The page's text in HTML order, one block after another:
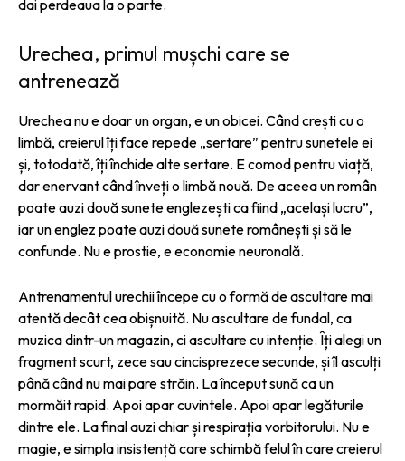
dai perdeaua la o parte.
Urechea, primul mușchi care se
antrenează
Urechea nu e doar un organ, e un obicei. Când crești cu o
limbă, creierul îți face repede „sertare” pentru sunetele ei
și, totodată, îți închide alte sertare. E comod pentru viață,
dar enervant când înveți o limbă nouă. De aceea un român
poate auzi două sunete englezești ca fiind „același lucru”,
iar un englez poate auzi două sunete românești și să le
confunde. Nu e prostie, e economie neuronală.
Antrenamentul urechii începe cu o formă de ascultare mai
atentă decât cea obișnuită. Nu ascultare de fundal, ca
muzica dintr-un magazin, ci ascultare cu intenție. Îți alegi un
fragment scurt, zece sau cincisprezece secunde, și îl asculți
până când nu mai pare străin. La început sună ca un
mormăit rapid. Apoi apar cuvintele. Apoi apar legăturile
dintre ele. La final auzi chiar și respirația vorbitorului. Nu e
magie, e simpla insistență care schimbă felul în care creierul